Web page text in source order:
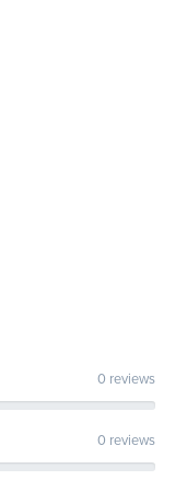
0 reviews
0 reviews